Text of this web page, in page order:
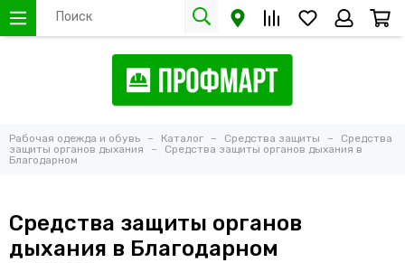
Рабочая одежда и обувь Каталог Средства защиты
Средства
защиты органов дыхания
Средства защиты органов дыхания в
Благодарном
Средства защиты органов
дыхания в Благодарном